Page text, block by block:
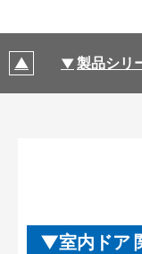
製品シリ
室内ドア